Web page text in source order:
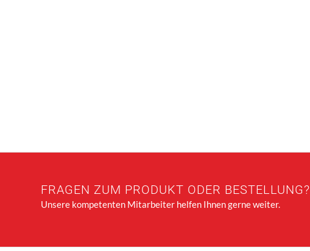
FRAGEN ZUM PRODUKT ODER BESTELLUNG?
Unsere kompetenten Mitarbeiter helfen Ihnen gerne weiter.